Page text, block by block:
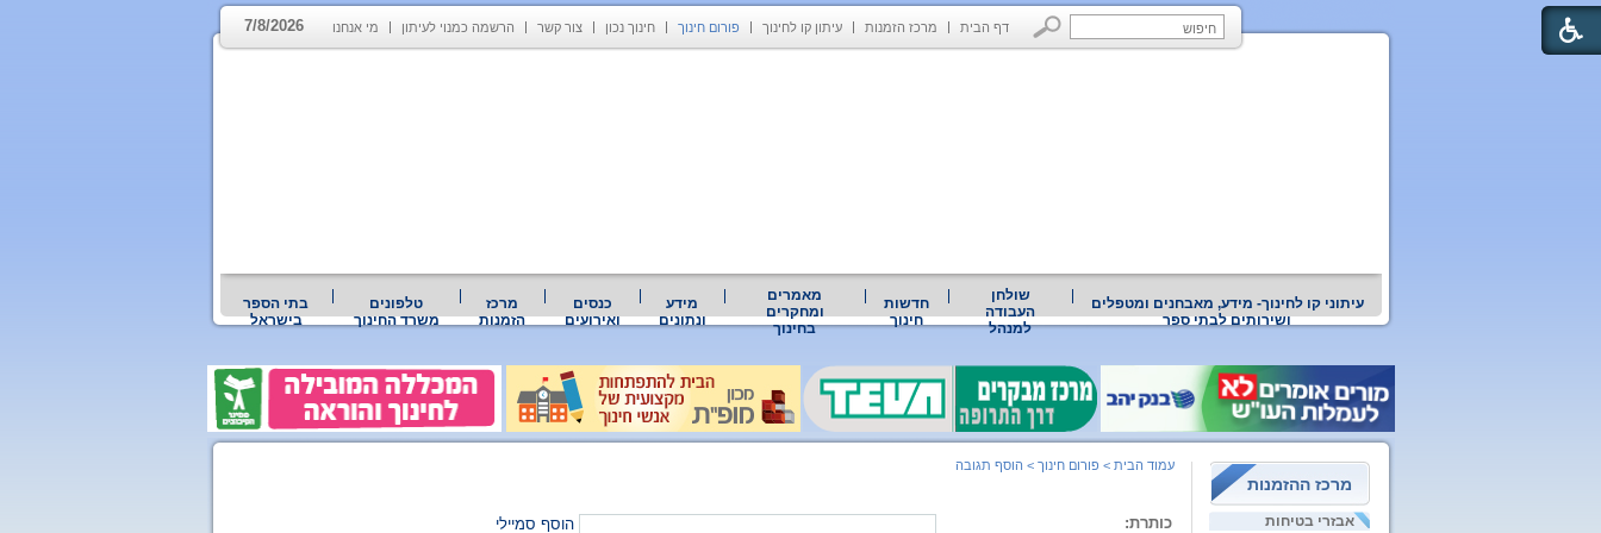
דף הבית מרכז הזמנות עיתון קו לחינוך פורום חינוך חינוך נכון צור קשר הרשמה כמנוי לעיתון מי אנחנו 7/8/2026
עיתוני קו לחינוך- מידע, מאבחנים ומטפלים
ושירותים לבתי ספר
שולחן
העבודה
למנהל
חדשות
חינוך
מאמרים
ומחקרים
בחינוך
מידע
ונתונים
כנסים
ואירועים
מרכז
הזמנות
טלפונים
משרד החינוך
בתי הספר
בישראל
מרכז ההזמנות
אבזרי בטיחות
עמוד הבית > פורום חינוך > הוסף תגובה
כותרת: הוסף סמיילי